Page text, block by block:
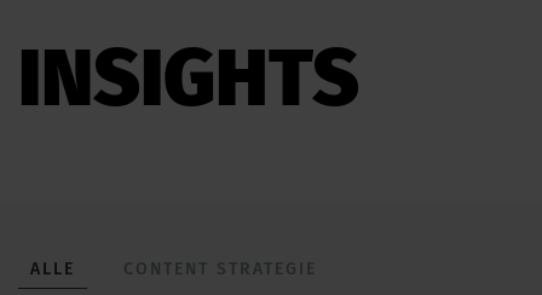
INSIGHTS
ALLE
CONTENT STRATEGIE